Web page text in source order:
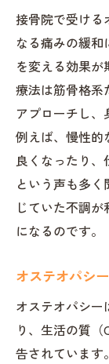
接骨院で受ける
なる痛みの緩
を変える効果
療法は筋骨格系
アプローチし、
例えば、慢性的
良くなったり、
という声も多
じていた不調
になるのです。
オステオパシ
オステオパシー
り、生活の質
告されています